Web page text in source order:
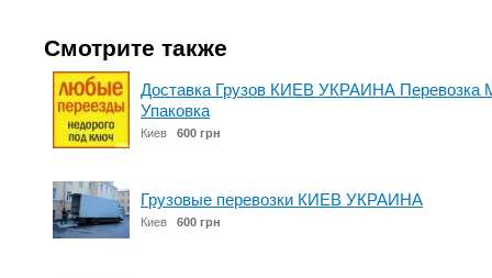
Смотрите также
Доставка Грузов КИЕВ УКРАИНА Перевозка
Упаковка
Киев 600 грн
Грузовые перевозки КИЕВ УКРАИНА
Киев 600 грн